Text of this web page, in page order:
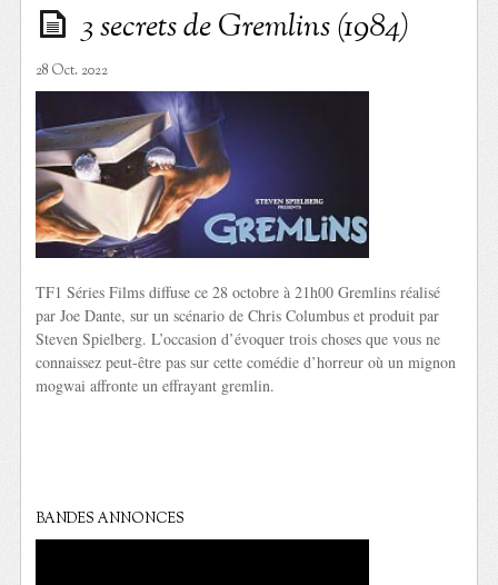
3 secrets de Gremlins (1984)
28 Oct. 2022
TF1 Séries Films diffuse ce 28 octobre à 21h00 Gremlins réalisé
par Joe Dante, sur un scénario de Chris Columbus et produit par
Steven Spielberg. L’occasion d’évoquer trois choses que vous ne
connaissez peut-être pas sur cette comédie d’horreur où un mignon
mogwai affronte un effrayant gremlin.
BANDES ANNONCES